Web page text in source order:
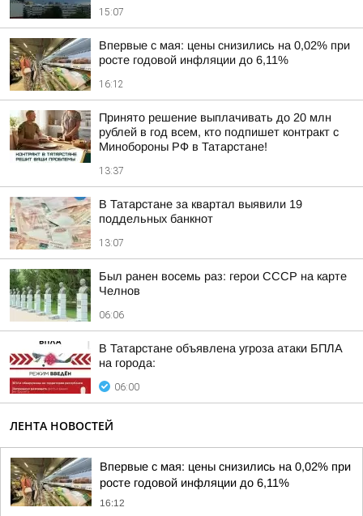
15:07
Впервые с мая: цены снизились на 0,02% при
росте годовой инфляции до 6,11%
16:12
Принято решение выплачивать до 20 млн
рублей в год всем, кто подпишет контракт с
Минобороны РФ в Татарстане!
13:37
В Татарстане за квартал выявили 19
поддельных банкнот
13:07
Был ранен восемь раз: герои СССР на карте
Челнов
06:06
В Татарстане объявлена угроза атаки БПЛА
на города:
06:00
ЛЕНТА НОВОСТЕЙ
Впервые с мая: цены снизились на 0,02% при
росте годовой инфляции до 6,11%
16:12